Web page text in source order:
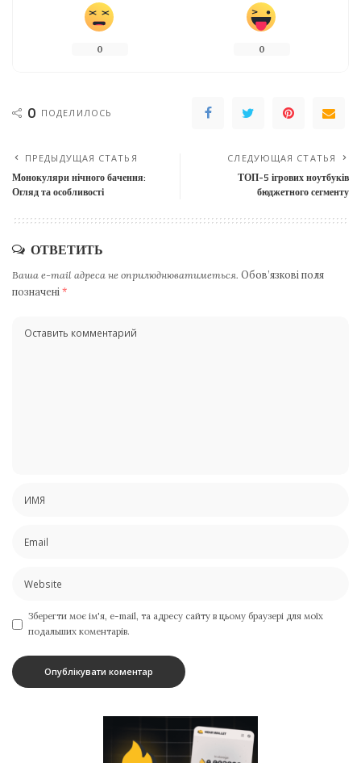
0 0
0 ПОДЕЛИЛОСЬ
ПРЕДЫДУЩАЯ СТАТЬЯ
Монокуляри нічного бачення:
Огляд та особливості
СЛЕДУЮЩАЯ СТАТЬЯ
ТОП-5 ігрових ноутбуків
бюджетного сегменту
ОТВЕТИТЬ
Ваша e-mail адреса не оприлюднюватиметься. Обов’язкові поля
позначені *
Зберегти моє ім'я, e-mail, та адресу сайту в цьому браузері для моїх
подальших коментарів.